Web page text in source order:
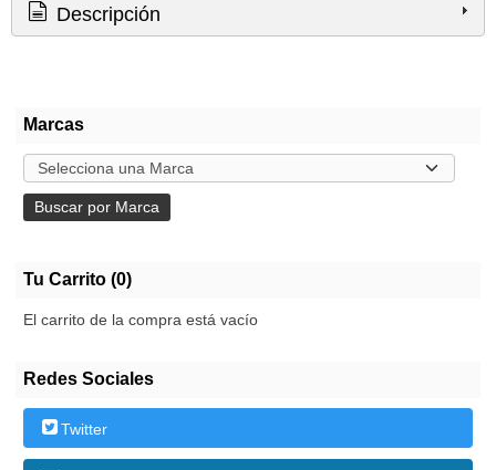
Marcas
Tu Carrito (0)
El carrito de la compra está vacío
Redes Sociales
Twitter
Descripción